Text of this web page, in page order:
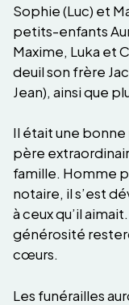
Sophie (Luc) et
petits-enfants
Maxime, Luka et
deuil son frère
Jean), ainsi que
Il était une
père
famille. Homme
notaire, il s’est
à ceux qu’il
générosité
cœurs.
Les funérailles